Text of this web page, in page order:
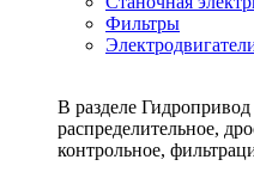
Фильтры
В разделе
распределительное,
контрольное,